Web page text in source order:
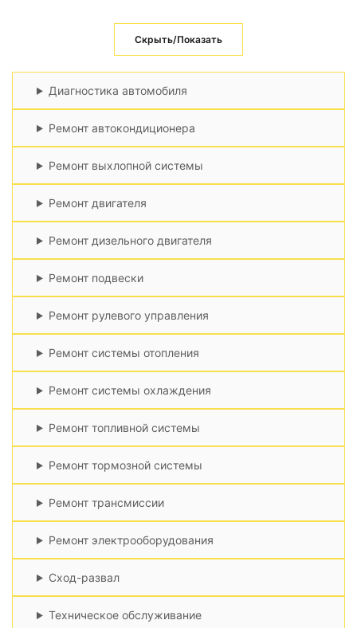
Скрыть/Показать
Диагностика автомобиля
Ремонт автокондиционера
Ремонт выхлопной системы
Ремонт двигателя
Ремонт дизельного двигателя
Ремонт подвески
Ремонт рулевого управления
Ремонт системы отопления
Ремонт системы охлаждения
Ремонт топливной системы
Ремонт тормозной системы
Ремонт трансмиссии
Ремонт электрооборудования
Сход-развал
Техническое обслуживание